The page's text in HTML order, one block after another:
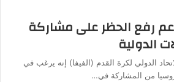
رفع الحظر على مشاركة
الدولية
الدولي لكرة القدم (الفيفا) إنه يرغب في
من المشاركة في…